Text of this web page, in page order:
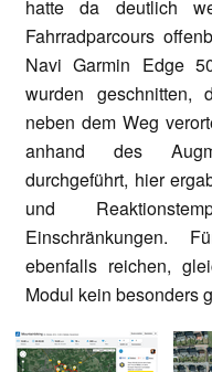
hatte da deutlich
Fahrradparcours
Navi Garmin Edge
wurden geschnitten,
neben dem Weg
anhand des
durchgeführt, hier
und
Einschränkungen.
ebenfalls reichen,
Modul kein besonders